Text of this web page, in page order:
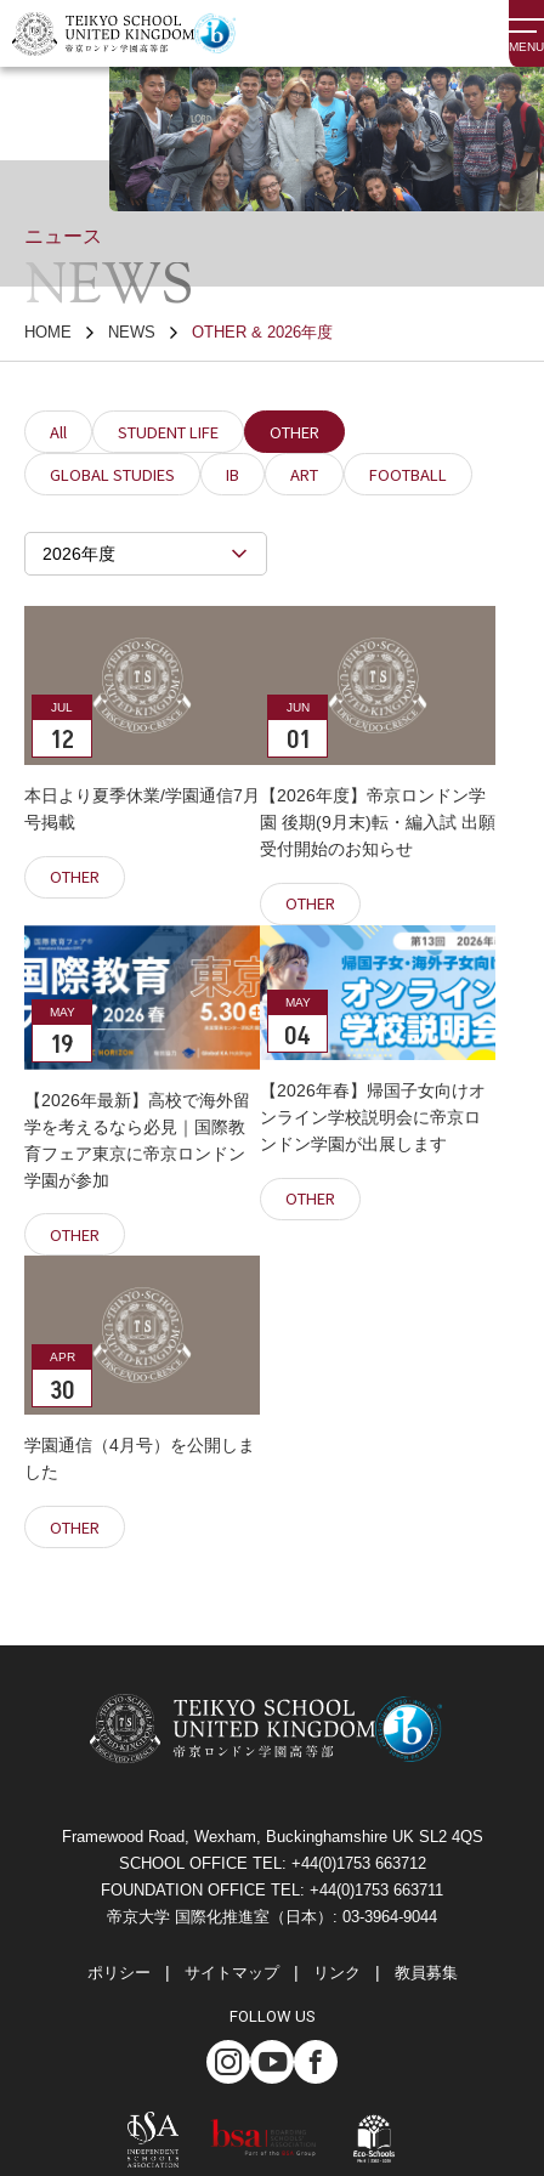
MENU
ニュース
NEWS
HOME NEWS OTHER & 2026年度
All STUDENT LIFE
OTHER
GLOBAL STUDIES
IB ART FOOTBALL
2026年度
JUL
12
本日より夏季休業/学園通信7月
号掲載
OTHER
JUN
01
【2026年度】帝京ロンドン学
園 後期(9月末)転・編入試 出願
受付開始のお知らせ
OTHER
MAY
19
【2026年最新】高校で海外留
学を考えるなら必見｜国際教
育フェア東京に帝京ロンドン
学園が参加
OTHER
MAY
04
【2026年春】帰国子女向けオ
ンライン学校説明会に帝京ロ
ンドン学園が出展します
OTHER
APR
30
学園通信（4月号）を公開しま
した
OTHER
Framewood Road, Wexham, Buckinghamshire UK SL2 4QS
SCHOOL OFFICE TEL: +44(0)1753 663712
FOUNDATION OFFICE TEL: +44(0)1753 663711
帝京大学 国際化推進室（日本）: 03-3964-9044
ポリシー サイトマップ リンク 教員募集
FOLLOW US